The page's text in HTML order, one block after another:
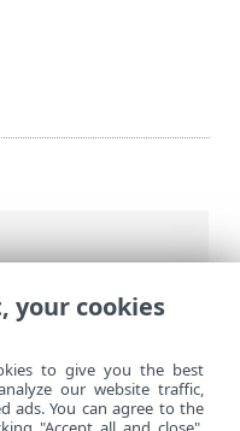
Glossary>
your cookies
to give you the best
our website traffic,
ads. You can agree to the